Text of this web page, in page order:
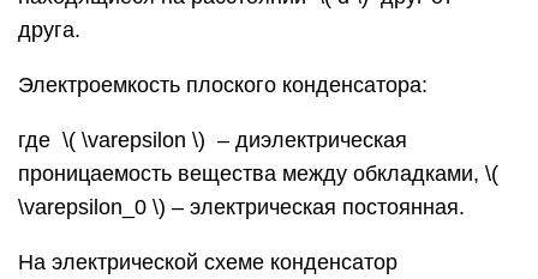
друга.
Электроемкость плоского конденсатора:
где ​ \( \varepsilon \) ​ – диэлектрическая
проницаемость вещества между обкладками, \(
\varepsilon_0 \) – электрическая постоянная.
На электрической схеме конденсатор